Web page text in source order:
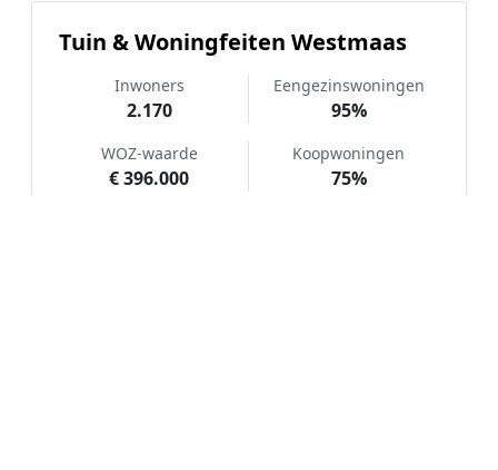
Tuin & Woningfeiten Westmaas
Inwoners
2.170
Eengezinswoningen
95%
WOZ-waarde
€ 396.000
Koopwoningen
75%